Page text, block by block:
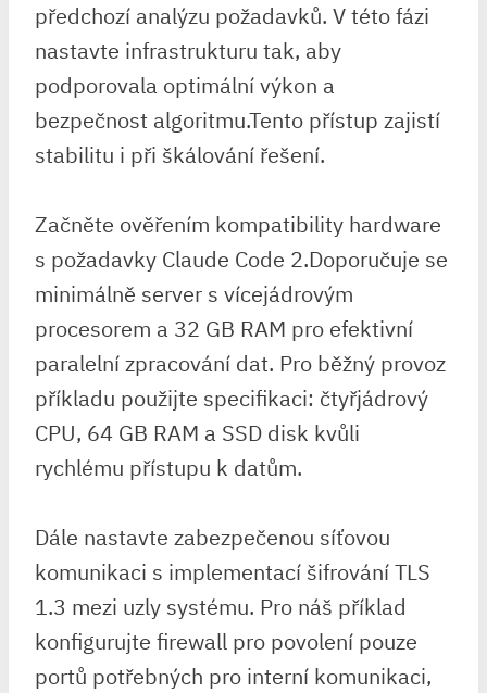
⁤předchozí analýzu požadavků. ⁤V této fázi
nastavte infrastrukturu tak, aby
podporovala optimální výkon a
bezpečnost algoritmu.Tento přístup⁢ zajistí
stabilitu i při škálování řešení.
Začněte ověřením kompatibility hardware
s požadavky Claude Code 2.Doporučuje se
minimálně server ⁢s vícejádrovým
procesorem a 32 GB RAM pro efektivní
paralelní zpracování dat. Pro běžný provoz
příkladu použijte specifikaci: čtyřjádrový
CPU,⁣ 64 GB RAM a SSD disk kvůli
rychlému přístupu k datům.
Dále nastavte zabezpečenou síťovou
komunikaci s implementací šifrování TLS
1.3 mezi uzly systému. Pro náš příklad
konfigurujte firewall pro povolení pouze
portů⁢ potřebných pro interní komunikaci,⁢